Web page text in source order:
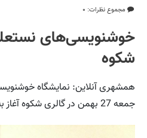
مجموع نظرات: ۰
خوشنویسی‌های
شکوه
همشهری آنلاین: نمایشگاه
جمعه 27 بهمن در گالری شکوه آغاز به کار می‌کند.